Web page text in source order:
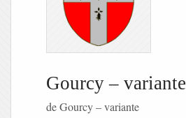
Gourcy – variante
de Gourcy – variante